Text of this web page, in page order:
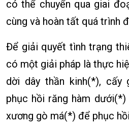
có thể chuyển qua giai
cùng và hoàn tất quá trình
Để giải quyết tình trạng
có một giải pháp là thực
dời dây thần kinh(*), cấy
phục hồi răng hàm
xương gò má(*) để phục